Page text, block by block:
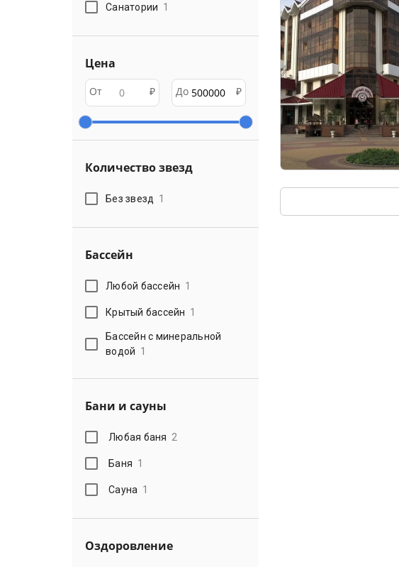
Санатории 1
Цена
От ₽ До ₽
Количество звезд
Без звезд 1
Бассейн
Любой бассейн 1
Крытый бассейн 1
Бассейн с минеральной
водой 1
Бани и сауны
Любая баня 2
Баня 1
Сауна 1
Оздоровление